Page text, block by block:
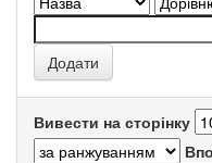
Вивести на сторінку